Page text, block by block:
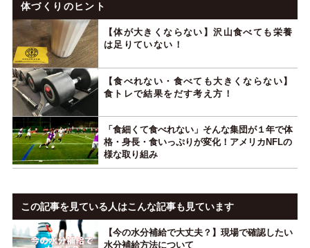
体づくりのヒント
【体が大きくならない】沢山食べても栄養
は足りていない！
【食べれない・食べても大きくならない】
食トレで結果をだす考え方！
「食細くて食べれない」そんな集団が１年で体
格・身長・食いっぷりが変化！アメリカNFLの
様な取り組み
この記事を見ている人はこんな記事も見ています
【今の水分補給で大丈夫？】現場で確認したい
水分補給方法について